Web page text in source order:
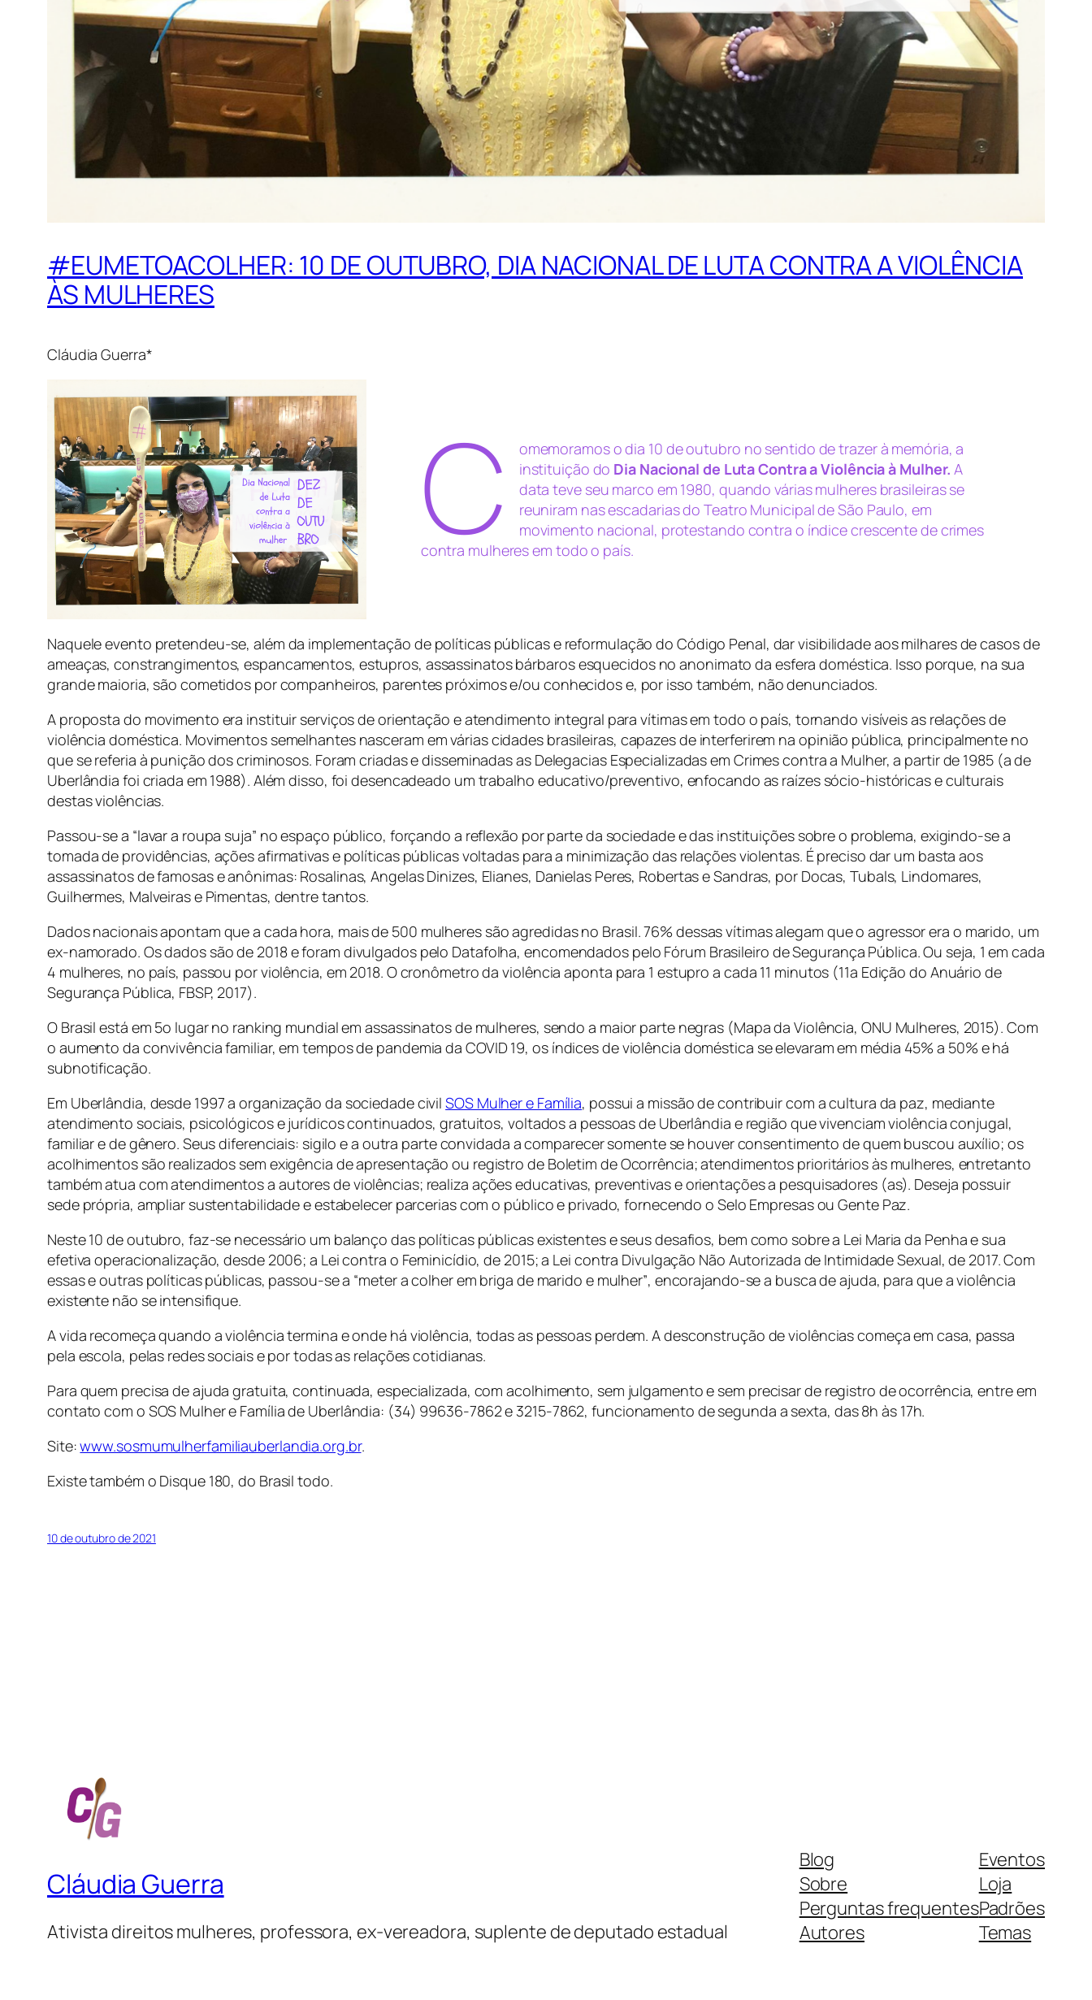
#EUMETOACOLHER: 10 DE OUTUBRO, DIA NACIONAL DE LUTA CONTRA A VIOLÊNCIA
ÀS MULHERES
Cláudia Guerra*
C
omemoramos o dia 10 de outubro no sentido de trazer à memória, a
instituição do Dia Nacional de Luta Contra a Violência à Mulher. A
data teve seu marco em 1980, quando várias mulheres brasileiras se
reuniram nas escadarias do Teatro Municipal de São Paulo, em
movimento nacional, protestando contra o índice crescente de crimes
contra mulheres em todo o país.
Naquele evento pretendeu-se, além da implementação de políticas públicas e reformulação do Código Penal, dar visibilidade aos milhares de casos de
ameaças, constrangimentos, espancamentos, estupros, assassinatos bárbaros esquecidos no anonimato da esfera doméstica. Isso porque, na sua
grande maioria, são cometidos por companheiros, parentes próximos e/ou conhecidos e, por isso também, não denunciados.
A proposta do movimento era instituir serviços de orientação e atendimento integral para vítimas em todo o país, tornando visíveis as relações de
violência doméstica. Movimentos semelhantes nasceram em várias cidades brasileiras, capazes de interferirem na opinião pública, principalmente no
que se referia à punição dos criminosos. Foram criadas e disseminadas as Delegacias Especializadas em Crimes contra a Mulher, a partir de 1985 (a de
Uberlândia foi criada em 1988). Além disso, foi desencadeado um trabalho educativo/preventivo, enfocando as raízes sócio-históricas e culturais
destas violências.
Passou-se a “lavar a roupa suja” no espaço público, forçando a reflexão por parte da sociedade e das instituições sobre o problema, exigindo-se a
tomada de providências, ações afirmativas e políticas públicas voltadas para a minimização das relações violentas. É preciso dar um basta aos
assassinatos de famosas e anônimas: Rosalinas, Angelas Dinizes, Elianes, Danielas Peres, Robertas e Sandras, por Docas, Tubals, Lindomares,
Guilhermes, Malveiras e Pimentas, dentre tantos.
Dados nacionais apontam que a cada hora, mais de 500 mulheres são agredidas no Brasil. 76% dessas vítimas alegam que o agressor era o marido, um
ex-namorado. Os dados são de 2018 e foram divulgados pelo Datafolha, encomendados pelo Fórum Brasileiro de Segurança Pública. Ou seja, 1 em cada
4 mulheres, no país, passou por violência, em 2018. O cronômetro da violência aponta para 1 estupro a cada 11 minutos (11a Edição do Anuário de
Segurança Pública, FBSP, 2017).
O Brasil está em 5o lugar no ranking mundial em assassinatos de mulheres, sendo a maior parte negras (Mapa da Violência, ONU Mulheres, 2015). Com
o aumento da convivência familiar, em tempos de pandemia da COVID 19, os índices de violência doméstica se elevaram em média 45% a 50% e há
subnotificação.
Em Uberlândia, desde 1997 a organização da sociedade civilSOS Mulher e Família, possui a missão de contribuir com a cultura da paz, mediante
atendimento sociais, psicológicos e jurídicos continuados, gratuitos, voltados a pessoas de Uberlândia e região que vivenciam violência conjugal,
familiar e de gênero. Seus diferenciais: sigilo e a outra parte convidada a comparecer somente se houver consentimento de quem buscou auxílio; os
acolhimentos são realizados sem exigência de apresentação ou registro de Boletim de Ocorrência; atendimentos prioritários às mulheres, entretanto
também atua com atendimentos a autores de violências; realiza ações educativas, preventivas e orientações a pesquisadores (as). Deseja possuir
sede própria, ampliar sustentabilidade e estabelecer parcerias com o público e privado, fornecendo o Selo Empresas ou Gente Paz.
Neste 10 de outubro, faz-se necessário um balanço das políticas públicas existentes e seus desafios, bem como sobre a Lei Maria da Penha e sua
efetiva operacionalização, desde 2006; a Lei contra o Feminicídio, de 2015; a Lei contra Divulgação Não Autorizada de Intimidade Sexual, de 2017. Com
essas e outras políticas públicas, passou-se a “meter a colher em briga de marido e mulher”, encorajando-se a busca de ajuda, para que a violência
existente não se intensifique.
A vida recomeça quando a violência termina e onde há violência, todas as pessoas perdem. A desconstrução de violências começa em casa, passa
pela escola, pelas redes sociais e por todas as relações cotidianas.
Para quem precisa de ajuda gratuita, continuada, especializada, com acolhimento, sem julgamento e sem precisar de registro de ocorrência, entre em
contato com o SOS Mulher e Família de Uberlândia: (34) 99636-7862 e 3215-7862, funcionamento de segunda a sexta, das 8h às 17h.
Site:www.sosmumulherfamiliauberlandia.org.br.
Existe também o Disque 180, do Brasil todo.
10 de outubro de 2021
Cláudia Guerra
Ativista direitos mulheres, professora, ex-vereadora, suplente de deputado estadual
Blog
Sobre
Perguntas frequentes
Autores
Eventos
Loja
Padrões
Temas